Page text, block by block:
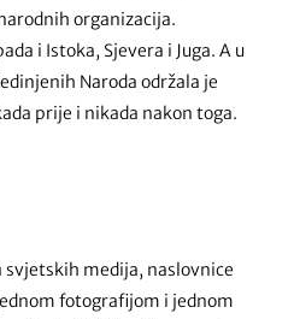
organizacija.
i Istoka, Sjevera i Juga. A u
Naroda održala je
prije i nikada nakon toga.
medija, naslovnice
fotografijom i jednom